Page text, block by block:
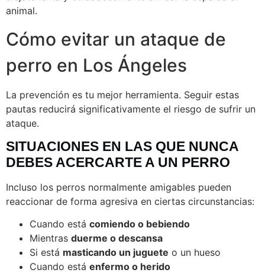
animal.
Cómo evitar un ataque de
perro en Los Ángeles
La prevención es tu mejor herramienta. Seguir estas
pautas reducirá significativamente el riesgo de sufrir un
ataque.
SITUACIONES EN LAS QUE NUNCA
DEBES ACERCARTE A UN PERRO
Incluso los perros normalmente amigables pueden
reaccionar de forma agresiva en ciertas circunstancias:
Cuando está comiendo o bebiendo
Mientras duerme o descansa
Si está masticando un juguete o un hueso
Cuando está enfermo o herido